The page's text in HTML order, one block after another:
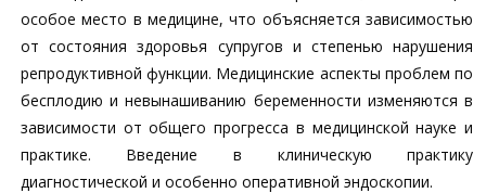
особое место в медицине, что объясняется зависимостью
от состояния здоровья супругов и степенью нарушения
репродуктивной функции. Медицинские аспекты проблем по
бесплодию и невынашиванию беременности изменяются в
зависимости от общего прогресса в медицинской науке и
практике. Введение в клиническую практику
диагностической и особенно оперативной эндоскопии.